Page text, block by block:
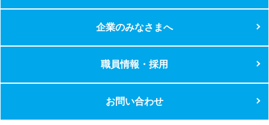
企業のみなさまへ
職員情報・採用
お問い合わせ